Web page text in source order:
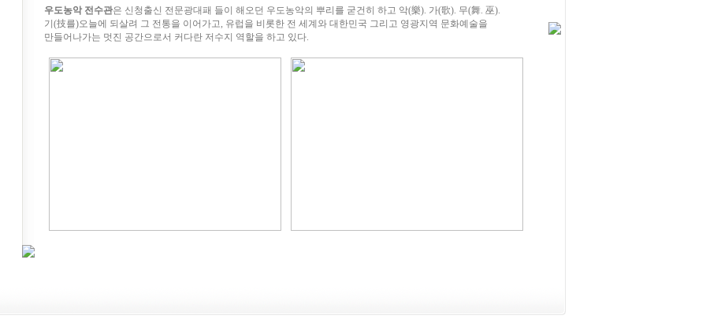
우도농악 전수관은 신청출신 전문광대패 들이 해오던 우도농악의 뿌리를 굳건히 하고 악(樂). 가(歌). 무(舞. 巫).
기(技를)오늘에 되살려 그 전통을 이어가고, 유럽을 비롯한 전 세계와 대한민국 그리고 영광지역 문화예술을
만들어나가는 멋진 공간으로서 커다란 저수지 역할을 하고 있다.